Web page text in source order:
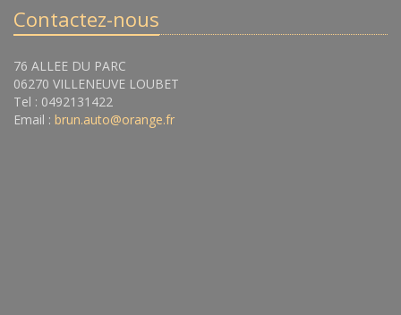
Contactez-nous
76 ALLEE DU PARC
06270 VILLENEUVE LOUBET
Tel : 0492131422
Email : brun.auto@orange.fr